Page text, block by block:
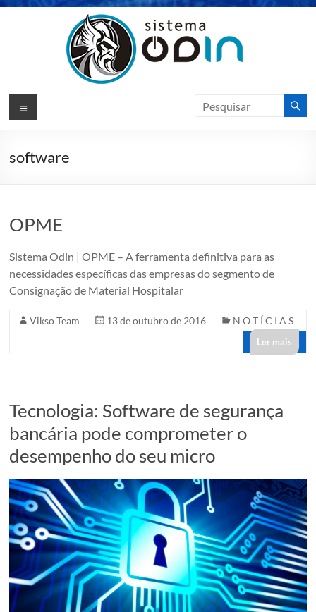
Sistema
ERP
Gestão
|
Menu
software
OPME
Sistema Odin | OPME – A ferramenta definitiva para as
necessidades específicas das empresas do segmento de
Consignação de Material Hospitalar
Vikso Team 13 de outubro de 2016 N O T Í C I A S
Ler mais
Tecnologia: Software de segurança
bancária pode comprometer o
desempenho do seu micro